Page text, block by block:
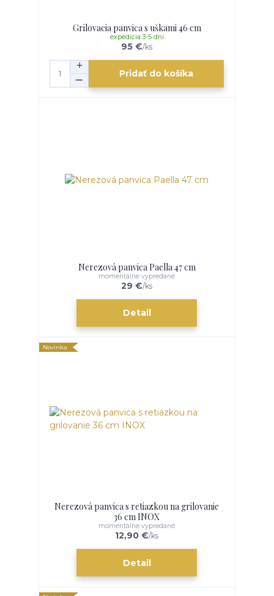
Grilovacia panvica s uškami 46 cm
95 €/ks
expedícia 3-5 dní
Pridať do košíka
Nerezová panvica Paella 47 cm
29 €/ks
momentálne vypredané
Detail
Novinka
Nerezová panvica s retiazkou na grilovanie
36 cm INOX
12,90 €/ks
momentálne vypredané
Detail